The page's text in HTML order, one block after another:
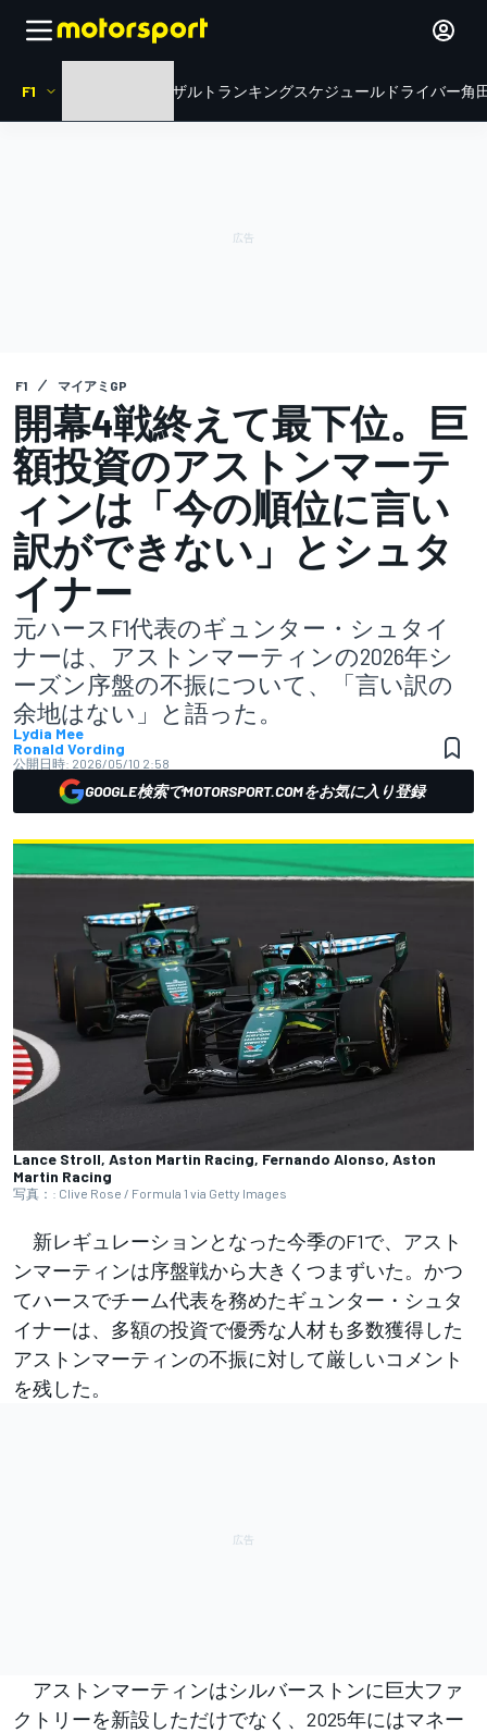
F1 リザルト ランキングスケジュール ドライバー角
F1 マイアミGP
開幕4戦終えて最下位。巨
額投資のアストンマーテ
ィンは「今の順位に言い
訳ができない」とシュタ
イナー
元ハースF1代表のギュンター・シュタイ
ナーは、アストンマーティンの2026年シ
ーズン序盤の不振について、「言い訳の
余地はない」と語った。
Lydia Mee
Ronald Vording
公開日時: 2026/05/10 2:58
GOOGLE検索でMOTORSPORT.COMをお気に入り登録
Lance Stroll, Aston Martin Racing, Fernando Alonso, Aston
Martin Racing
写真：: Clive Rose / Formula 1 via Getty Images
新レギュレーションとなった今季のF1で、アスト
ンマーティンは序盤戦から大きくつまずいた。かつ
てハースでチーム代表を務めたギュンター・シュタ
イナーは、多額の投資で優秀な人材も多数獲得した
アストンマーティンの不振に対して厳しいコメント
を残した。
アストンマーティンはシルバーストンに巨大ファ
クトリーを新設しただけでなく、2025年にはマネー